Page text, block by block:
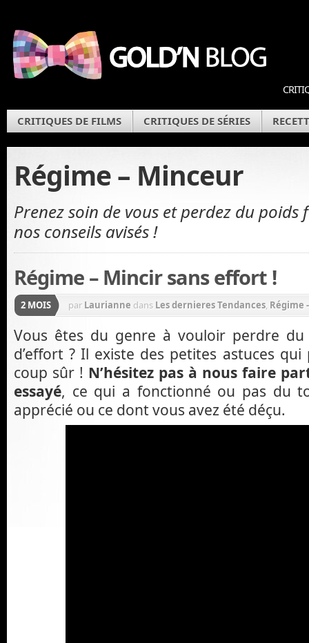
CRITIQUES DE FILMS CRITIQUES DE SÉRIES
Régime – Minceur
Prenez soin de vous et perdez du
nos conseils avisés !
Régime – Mincir sans effort !
2 MOIS par Laurianne dans Les dernieres Tendances, Régime
Vous êtes du genre à vouloir perdre
d’effort ? Il existe des petites astuces
coup sûr ! N’hésitez pas à nous faire
essayé, ce qui a fonctionné ou pas du
apprécié ou ce dont vous avez été déçu.